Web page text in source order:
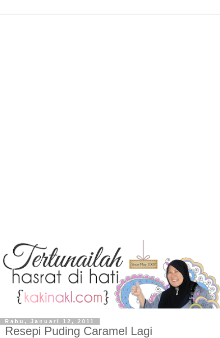
Rabu, Januari 12, 2011
Resepi Puding Caramel Lagi